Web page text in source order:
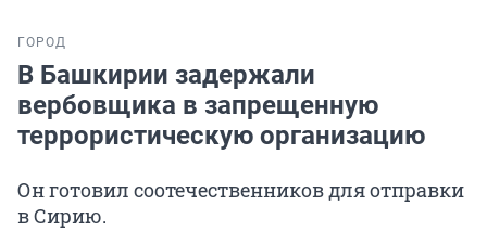
ГОРОД
В Башкирии задержали
вербовщика в запрещенную
террористическую организацию
Он готовил соотечественников для отправки
в Сирию.